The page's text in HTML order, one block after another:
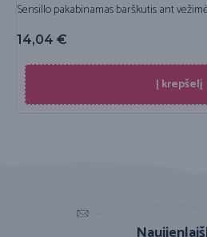
Sensillo pakabinamas barškutis ant
14,04 €
Į krepšelį